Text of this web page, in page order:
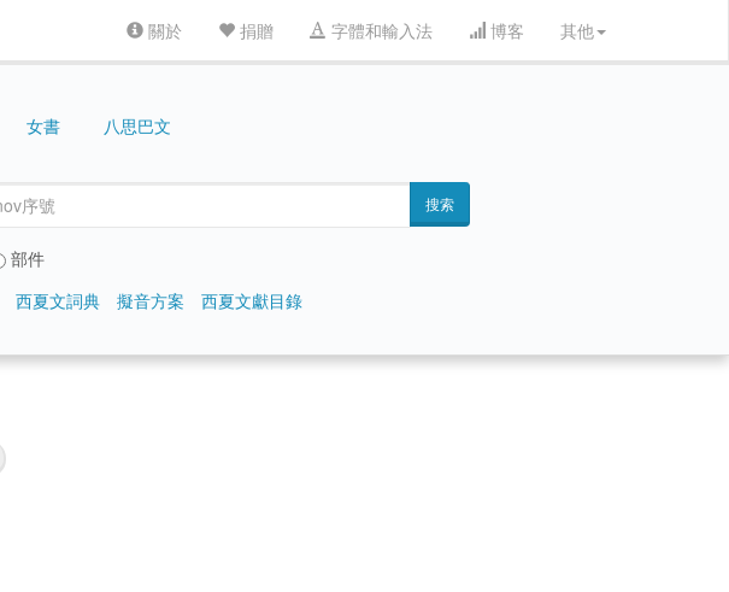
關於 捐贈 字體和輸入法 博客 其他
女書 八思巴文
搜索
部件
西夏文詞典 擬音方案 西夏文獻目錄